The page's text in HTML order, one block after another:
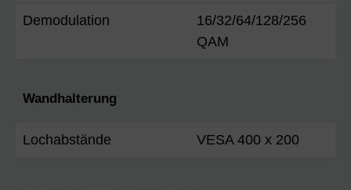
Demodulation
16/32/64/128/256
QAM
Wandhalterung
Lochabstände VESA 400 x 200